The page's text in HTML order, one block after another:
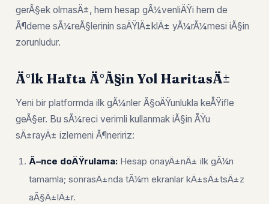
gerÃ§ek olmasÄ±, hem hesap gÃ¼venliÄŸi hem de
Ã¶deme sÃ¼reÃ§lerinin saÄŸlÄ±klÄ± yÃ¼rÃ¼mesi iÃ§in
zorunludur.
Ä°lk Hafta Ä°Ã§in Yol HaritasÄ±
Yeni bir platformda ilk gÃ¼nler Ã§oÄŸunlukla keÅŸifle
geÃ§er. Bu sÃ¼reci verimli kullanmak iÃ§in ÅŸu
sÄ±rayÄ± izlemeni Ã¶neririz:
Ã–nce doÄŸrulama: Hesap onayÄ±nÄ± ilk gÃ¼n
tamamla; sonrasÄ±nda tÃ¼m ekranlar kÄ±sÄ±tsÄ±z
aÃ§Ä±lÄ±r.